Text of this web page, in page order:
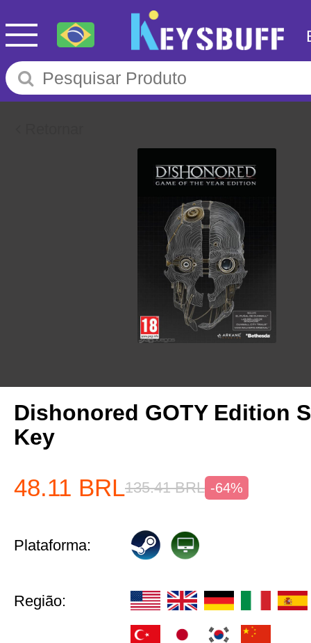
Dishonored GOTY Edition
Key
48.11 BRL135.41 BRL -64%
Plataforma:
Região: